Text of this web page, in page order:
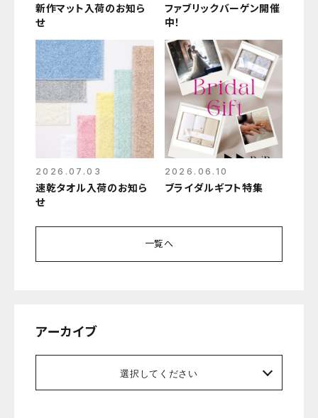
新作マット入荷のお知ら
せ
ファブリックバーゲン開催
中！
2026.07.03
速乾タオル入荷のお知ら
せ
2026.06.10
ブライダルギフト特集
一覧へ
アーカイブ
選択してください